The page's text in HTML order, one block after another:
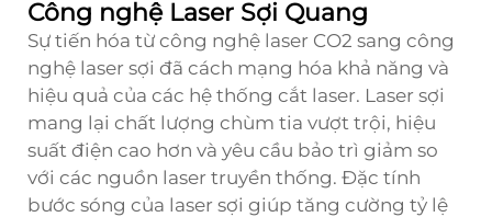
Công nghệ Laser Sợi Quang
Sự tiến hóa từ công nghệ laser CO2 sang công
nghệ laser sợi đã cách mạng hóa khả năng và
hiệu quả của các hệ thống cắt laser. Laser sợi
mang lại chất lượng chùm tia vượt trội, hiệu
suất điện cao hơn và yêu cầu bảo trì giảm so
với các nguồn laser truyền thống. Đặc tính
bước sóng của laser sợi giúp tăng cường tỷ lệ